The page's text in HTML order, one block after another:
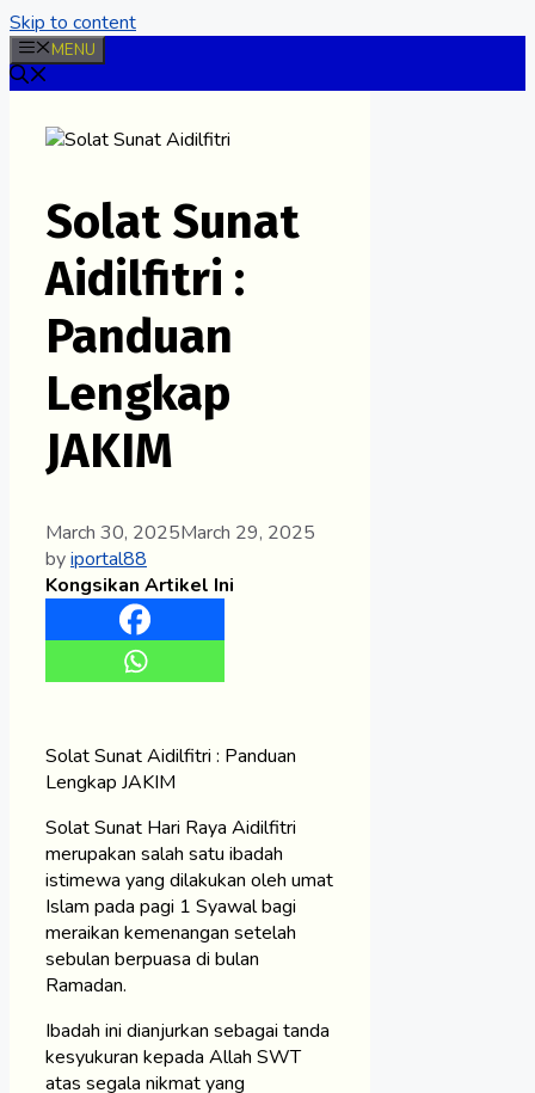
Skip to content
MENU
Solat Sunat
Aidilfitri :
Panduan
Lengkap
JAKIM
March 30, 2025March 29, 2025
byiportal88
Kongsikan Artikel Ini
Solat Sunat Aidilfitri : Panduan
Lengkap JAKIM
Solat Sunat Hari Raya Aidilfitri
merupakan salah satu ibadah
istimewa yang dilakukan oleh umat
Islam pada pagi 1 Syawal bagi
meraikan kemenangan setelah
sebulan berpuasa di bulan
Ramadan.
Ibadah ini dianjurkan sebagai tanda
kesyukuran kepada Allah SWT
atas segala nikmat yang